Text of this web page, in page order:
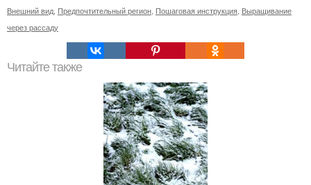
Внешний вид Предпочтительный регион Пошаговая инструкция Выращивание
через рассаду
Читайте также